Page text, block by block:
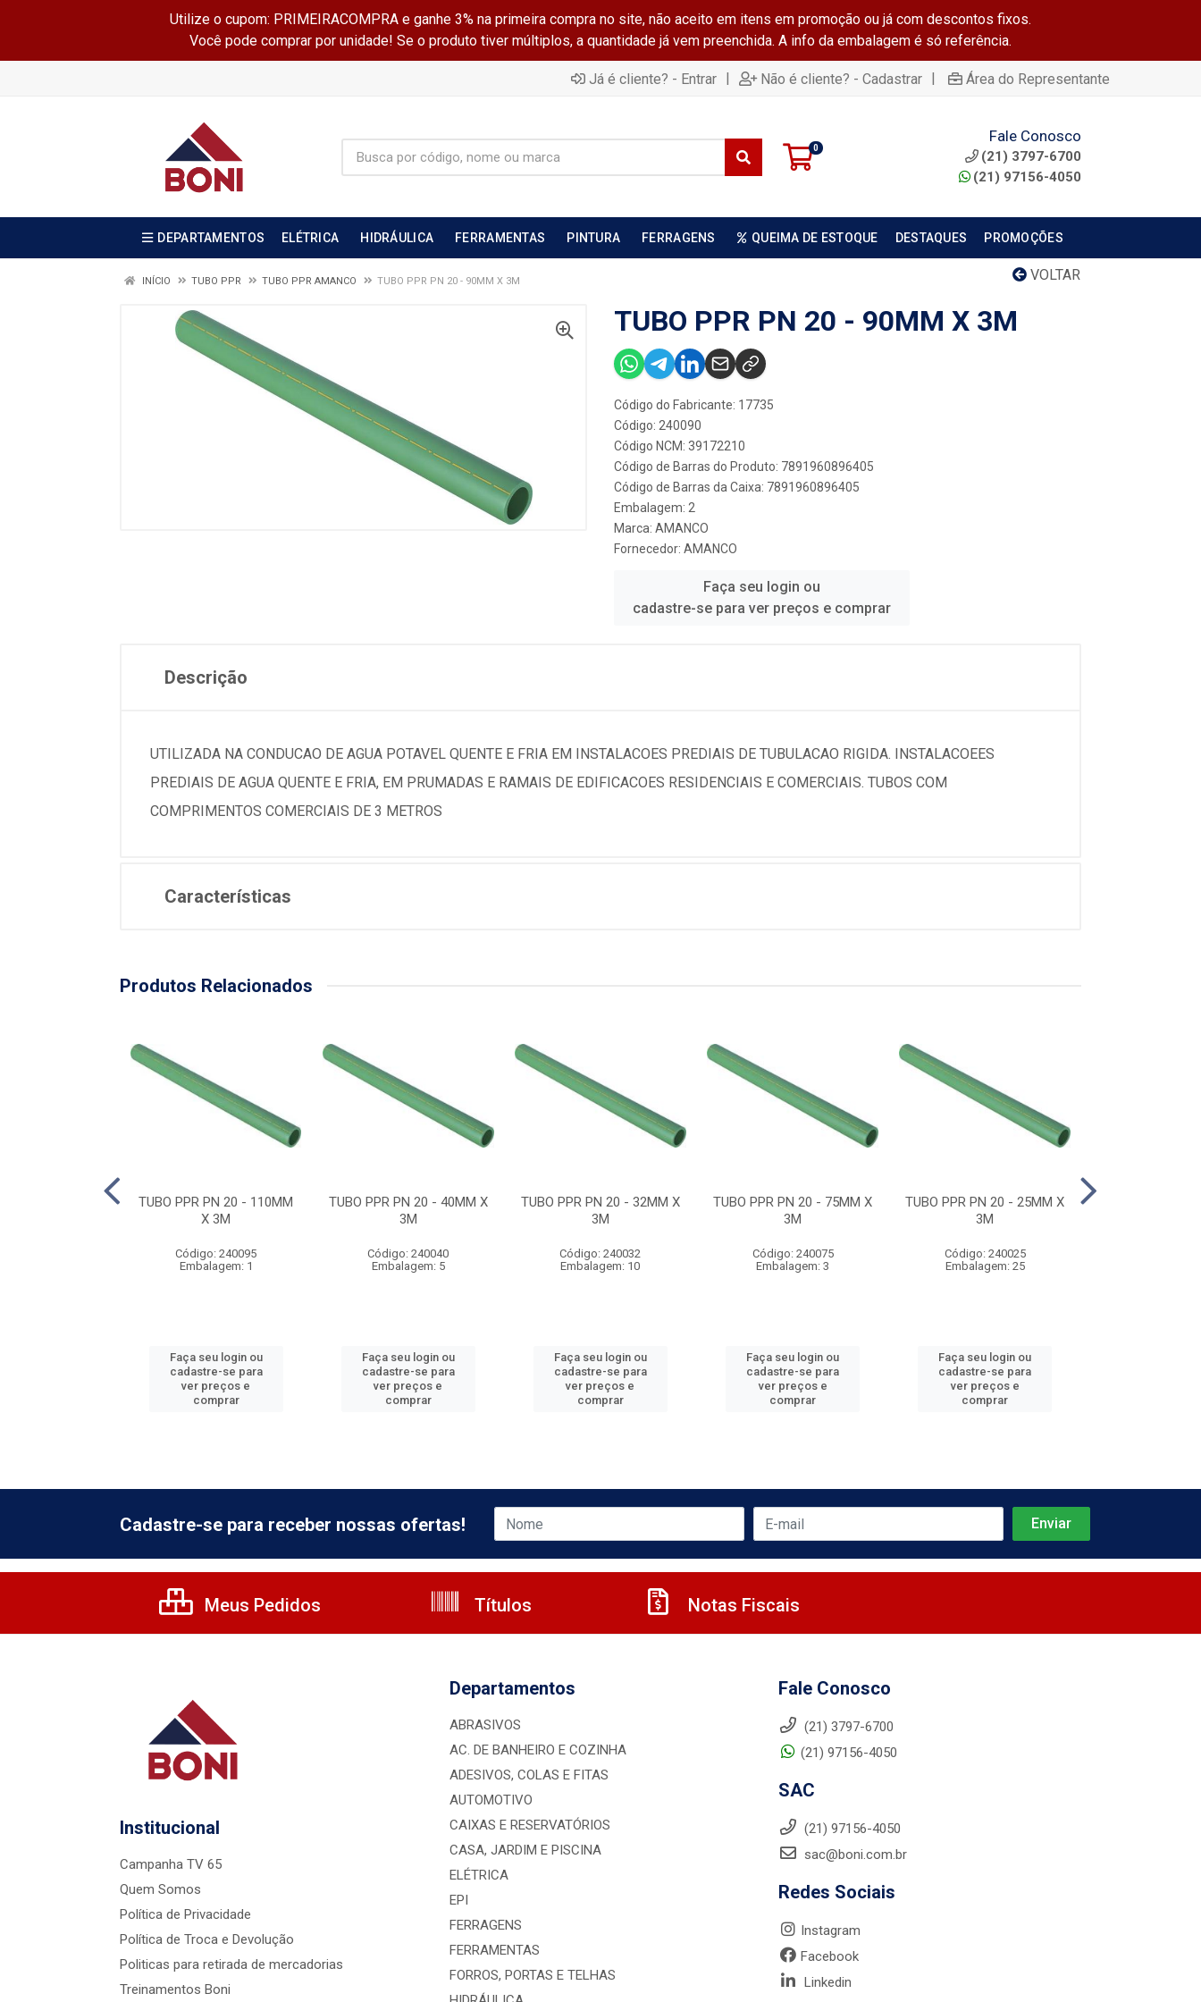
Utilize o cupom: PRIMEIRACOMPRA e ganhe 3% na primeira compra no site, não aceito em itens em promoção ou já com descontos fixos.
Você pode comprar por unidade! Se o produto tiver múltiplos, a quantidade já vem preenchida. A info da embalagem é só referência.
Já é cliente? - Entrar | Não é cliente? - Cadastrar | Área do Representante
0
Fale Conosco
(21) 3797-6700
(21) 97156-4050
DEPARTAMENTOS ELÉTRICA HIDRÁULICA FERRAMENTAS PINTURA FERRAGENS QUEIMA DE ESTOQUE DESTAQUES PROMOÇÕES
VOLTAR
INÍCIO TUBO PPR TUBO PPR AMANCO TUBO PPR PN 20 - 90MM X 3M
TUBO PPR PN 20 - 90MM X 3M
Código do Fabricante: 17735
Código: 240090
Código NCM: 39172210
Código de Barras do Produto: 7891960896405
Código de Barras da Caixa: 7891960896405
Embalagem: 2
Marca: AMANCO
Fornecedor: AMANCO
Faça seu login ou
cadastre-se para ver preços e comprar
Descrição
UTILIZADA NA CONDUCAO DE AGUA POTAVEL QUENTE E FRIA EM INSTALACOES PREDIAIS DE TUBULACAO RIGIDA. INSTALACOEES
PREDIAIS DE AGUA QUENTE E FRIA, EM PRUMADAS E RAMAIS DE EDIFICACOES RESIDENCIAIS E COMERCIAIS. TUBOS COM
COMPRIMENTOS COMERCIAIS DE 3 METROS
Características
Produtos Relacionados
TUBO PPR PN 20 - 110MM
X 3M
Código: 240095
Embalagem: 1
Faça seu login ou
cadastre-se para
ver preços e
comprar
TUBO PPR PN 20 - 40MM X
3M
Código: 240040
Embalagem: 5
Faça seu login ou
cadastre-se para
ver preços e
comprar
TUBO PPR PN 20 - 32MM X
3M
Código: 240032
Embalagem: 10
Faça seu login ou
cadastre-se para
ver preços e
comprar
TUBO PPR PN 20 - 75MM X
3M
Código: 240075
Embalagem: 3
Faça seu login ou
cadastre-se para
ver preços e
comprar
TUBO PPR PN 20 - 25MM X
3M
Código: 240025
Embalagem: 25
Faça seu login ou
cadastre-se para
ver preços e
comprar
Cadastre-se para receber nossas ofertas!
Meus Pedidos Títulos Notas Fiscais
Institucional
Campanha TV 65
Quem Somos
Política de Privacidade
Política de Troca e Devolução
Politicas para retirada de mercadorias
Treinamentos Boni
Departamentos
ABRASIVOS
AC. DE BANHEIRO E COZINHA
ADESIVOS, COLAS E FITAS
AUTOMOTIVO
CAIXAS E RESERVATÓRIOS
CASA, JARDIM E PISCINA
ELÉTRICA
EPI
FERRAGENS
FERRAMENTAS
FORROS, PORTAS E TELHAS
Fale Conosco
(21) 3797-6700
(21) 97156-4050
SAC
(21) 97156-4050
sac@boni.com.br
Redes Sociais
Instagram
Facebook
Linkedin